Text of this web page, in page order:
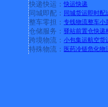
快递快运： 快运快递
同城即配： 同城货运即时配
整车零担： 专线物流整车小
仓储服务： 驿站前置仓快递
跨境物流： 小包集运航空货
特殊物流： 医药冷链危化物